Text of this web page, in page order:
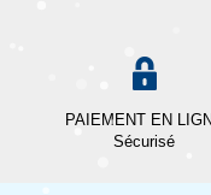
PAIEMENT EN
Sécurisé